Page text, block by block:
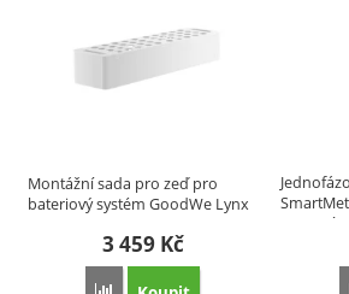
Montážní sada pro zeď pro
bateriový systém GoodWe Lynx
3 459 Kč
pomocí…